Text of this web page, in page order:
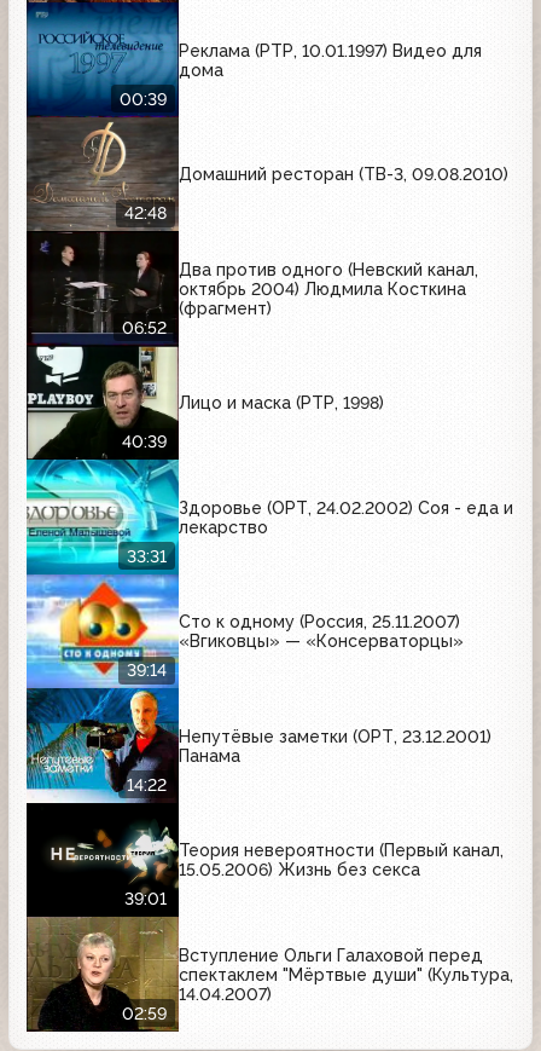
00:39
Реклама (РТР, 10.01.1997) Видео для
дома
42:48
Домашний ресторан (ТВ-3, 09.08.2010)
06:52
Два против одного (Невский канал,
октябрь 2004) Людмила Косткина
(фрагмент)
40:39
Лицо и маска (РТР, 1998)
33:31
Здоровье (ОРТ, 24.02.2002) Соя - еда и
лекарство
39:14
Сто к одному (Россия, 25.11.2007)
«Вгиковцы» — «Консерваторцы»
14:22
Непутёвые заметки (ОРТ, 23.12.2001)
Панама
39:01
Теория невероятности (Первый канал,
15.05.2006) Жизнь без секса
02:59
Вступление Ольги Галаховой перед
спектаклем "Мёртвые души" (Культура,
14.04.2007)